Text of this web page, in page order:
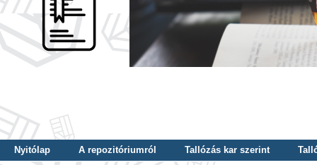
Nyitólap A repozitóriumról Tallózás kar szerint